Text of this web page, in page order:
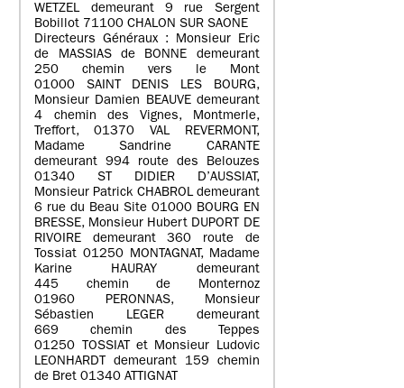
WETZEL demeurant 9 rue Sergent
Bobillot 71100 CHALON SUR SAONE
Directeurs Généraux : Monsieur Eric
de MASSIAS de BONNE demeurant
250 chemin vers le Mont
01000 SAINT DENIS LES BOURG,
Monsieur Damien BEAUVE demeurant
4 chemin des Vignes, Montmerle,
Treffort, 01370 VAL REVERMONT,
Madame Sandrine CARANTE
demeurant 994 route des Belouzes
01340 ST DIDIER D’AUSSIAT,
Monsieur Patrick CHABROL demeurant
6 rue du Beau Site 01000 BOURG EN
BRESSE, Monsieur Hubert DUPORT DE
RIVOIRE demeurant 360 route de
Tossiat 01250 MONTAGNAT, Madame
Karine HAURAY demeurant
445 chemin de Monternoz
01960 PERONNAS, Monsieur
Sébastien LEGER demeurant
669 chemin des Teppes
01250 TOSSIAT et Monsieur Ludovic
LEONHARDT demeurant 159 chemin
de Bret 01340 ATTIGNAT